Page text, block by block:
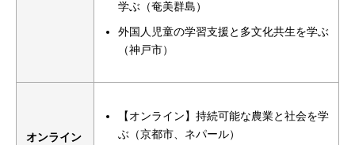
学ぶ（奄美群島）
外国人児童の学習支援と多文化共生を学ぶ
（神戸市）
オンライン
【オンライン】持続可能な農業と社会を学
ぶ（京都市、ネパール）